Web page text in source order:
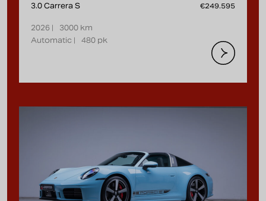
3.0 Carrera S €249.595
2026 |
3000 km
Automatic |
480 pk